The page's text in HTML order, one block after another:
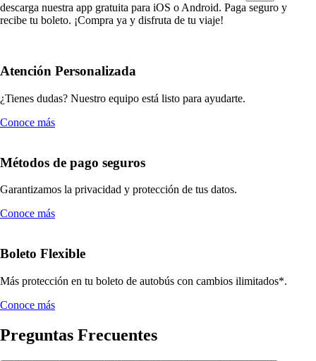
descarga nuestra app gratuita para iOS o Android. Paga seguro y
recibe tu boleto. ¡Compra ya y disfruta de tu viaje!
Atención Personalizada
¿Tienes dudas? Nuestro equipo está listo para ayudarte.
Conoce más
Métodos de pago seguros
Garantizamos la privacidad y protección de tus datos.
Conoce más
Boleto Flexible
Más protección en tu boleto de autobús con cambios ilimitados*.
Conoce más
Preguntas Frecuentes